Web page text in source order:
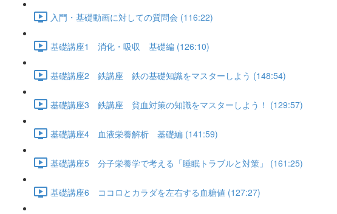
入門・基礎動画に対しての質問会 (116:22)
基礎講座1 消化・吸収 基礎編 (126:10)
基礎講座2 鉄講座 鉄の基礎知識をマスターしよう (148:54)
基礎講座3 鉄講座 貧血対策の知識をマスターしよう！ (129:57)
基礎講座4 血液栄養解析 基礎編 (141:59)
基礎講座5 分子栄養学で考える「睡眠トラブルと対策」 (161:25)
基礎講座6 ココロとカラダを左右する血糖値 (127:27)